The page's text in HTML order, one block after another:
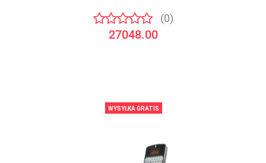
(0)
27048.00
WYSYŁKA GRATIS